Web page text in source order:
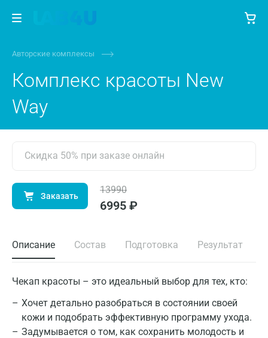
Авторские комплексы
Комплекс красоты New
Way
Скидка 50% при заказе онлайн
Заказать
13990
6995 ₽
Описание Состав Подготовка Результат
Чекап красоты – это идеальный выбор для тех, кто:
Хочет детально разобраться в состоянии своей
кожи и подобрать эффективную программу ухода.
Задумывается о том, как сохранить молодость и